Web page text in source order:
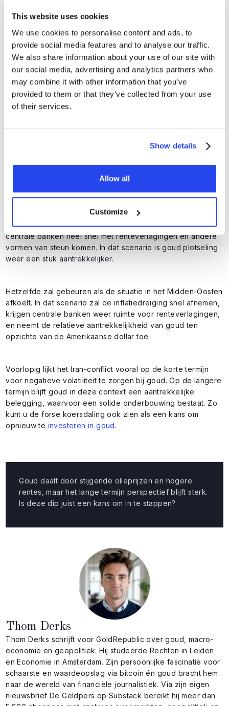
This website uses cookies
We use cookies to personalise content and ads, to
provide social media features and to analyse our traffic.
We also share information about your use of our site with
our social media, advertising and analytics partners who
may combine it with other information that you’ve
provided to them or that they’ve collected from your use
of their services.
Show details
Allow all
Customize
geen exacte wetenschap, maar we zien dus ook voorzichtig
wat constructieve signalen voor goud.
Verder vormt de situatie in het Midden-Oosten op de korte
termijn misschien een probleem voor goud. Op de langere
termijn is het in theorie juist een positieve kracht. Oorlog is
Als de verhoogde olieprijs bijvoorbeeld een wereldwijde
beperkt dat de ruimte voor renteverlagingen.
Maar als er straks een recessie zou ontstaan door het
oplopen van de olieprijzen, dan is de kans groot dat
centrale banken heel snel met renteverlagingen en andere
vormen van steun komen. In dat scenario is goud plotseling
weer een stuk aantrekkelijker.
Hetzelfde zal gebeuren als de situatie in het Midden-Oosten
afkoelt. In dat scenario zal de inflatiedreiging snel afnemen,
krijgen centrale banken weer ruimte voor renteverlagingen,
en neemt de relatieve aantrekkelijkheid van goud ten
opzichte van de Amerikaanse dollar toe.
Voorlopig lijkt het Iran-conflict vooral op de korte termijn
voor negatieve volatiliteit te zorgen bij goud. Op de langere
termijn blijft goud in deze context een aantrekkelijke
belegging, waarvoor een solide onderbouwing bestaat. Zo
kunt u de forse koersdaling ook zien als een kans om
opnieuw te investeren in goud.
Goud daalt door stijgende olieprijzen en hogere
rentes, maar het lange termijn perspectief blijft sterk.
Is deze dip juist een kans om in te stappen?
Thom Derks
Thom Derks schrijft voor GoldRepublic over goud, macro-
economie en geopolitiek. Hij studeerde Rechten in Leiden
en Economie in Amsterdam. Zijn persoonlijke fascinatie voor
schaarste en waardeopslag via bitcoin én goud bracht hem
naar de wereld van financiële journalistiek. Via zijn eigen
nieuwsbrief De Geldpers op Substack bereikt hij meer dan